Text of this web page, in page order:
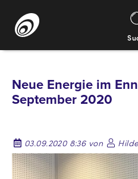
InhaltNeue Energie im
September 2020
03.09.2020 8:36 von